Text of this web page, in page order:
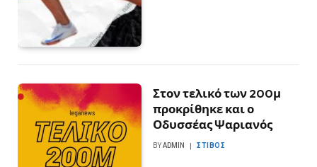
Στον τελικό των 200μ
προκρίθηκε και ο
Οδυσσέας Ψαριανός
BYADMIN ΣΤΊΒΟΣ